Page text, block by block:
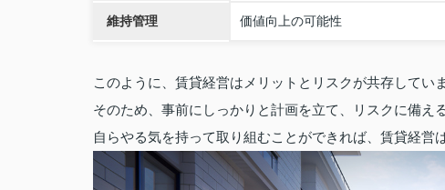
維持管理 価値向上の可能性
このように、賃貸経営はメリットとリスクが共存していま
そのため、事前にしっかりと計画を立て、リスクに備え
自らやる気を持って取り組むことができれば、賃貸経営